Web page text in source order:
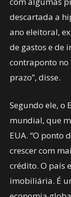
descartada a
ano eleitoral,
de gastos e de
contraponto no
prazo”, disse.
Segundo ele, o
mundial, que
EUA. “O ponto
crescer com
crédito. O país
imobiliária. É